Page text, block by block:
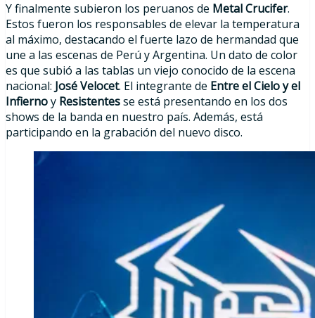
Y finalmente subieron los peruanos de Metal Crucifer.
Estos fueron los responsables de elevar la temperatura
al máximo, destacando el fuerte lazo de hermandad que
une a las escenas de Perú y Argentina. Un dato de color
es que subió a las tablas un viejo conocido de la escena
nacional: José Velocet. El integrante de Entre el Cielo y el
Infiernoy Resistentesse está presentando en los dos
shows de la banda en nuestro país. Además, está
participando en la grabación del nuevo disco.